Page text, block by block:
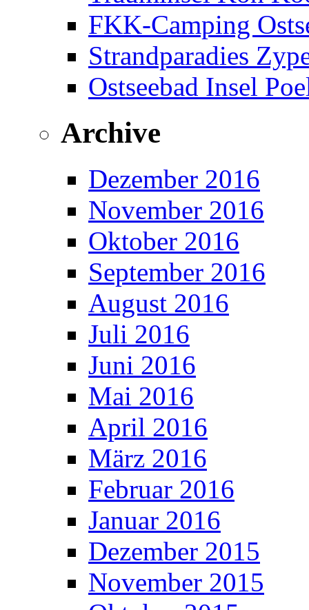
FKK-Camping
Strandparadies
Ostseebad Insel
Archive
Dezember 2016
November 2016
Oktober 2016
September 2016
August 2016
Juli 2016
Juni 2016
Mai 2016
April 2016
März 2016
Februar 2016
Januar 2016
Dezember 2015
November 2015